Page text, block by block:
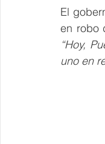
El
“Hoy,
uno en